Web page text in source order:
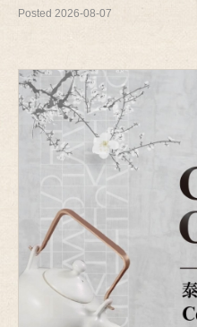
Posted 2026-08-07